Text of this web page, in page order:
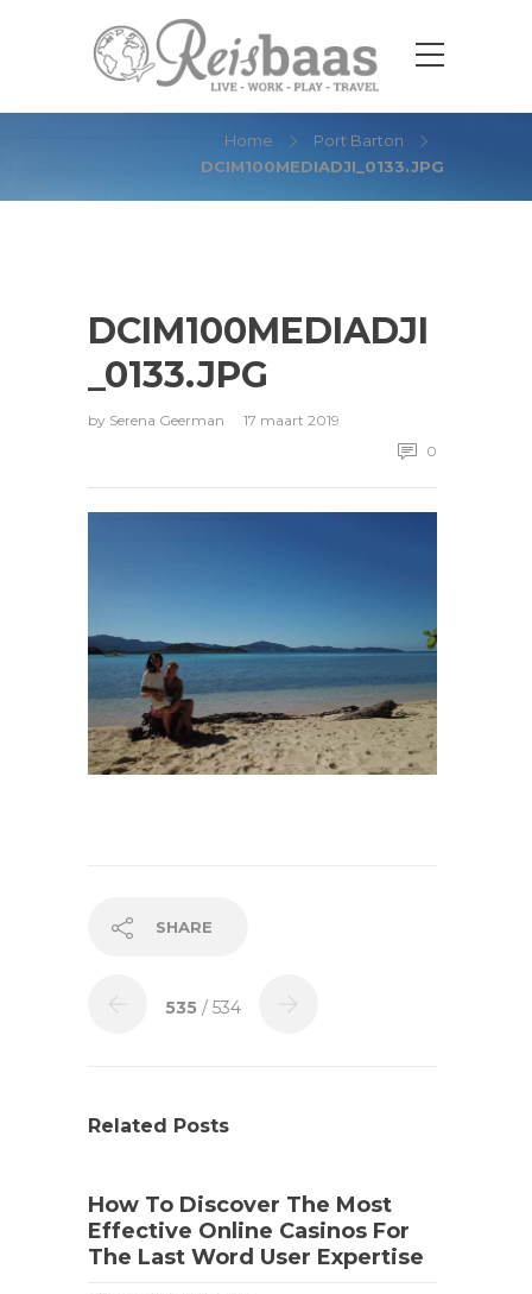
Home
Port Barton
DCIM100MEDIADJI_0133.JPG
DCIM100MEDIADJI
_0133.JPG
by Serena Geerman
17 maart 2019
0
SHARE
535 / 534
Related Posts
How To Discover The Most
Effective Online Casinos For
The Last Word User Expertise